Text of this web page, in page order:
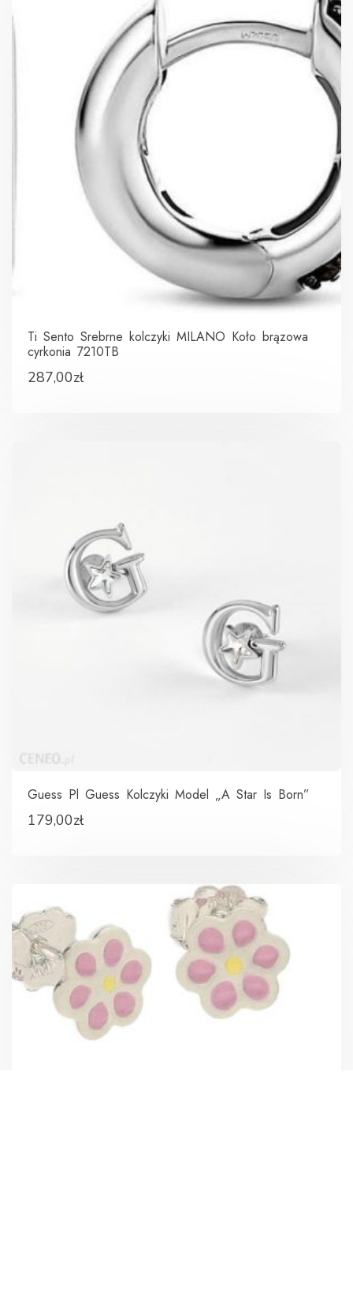
Ti Sento Srebrne kolczyki MILANO Koło brązowa
cyrkonia 7210TB
287,00zł
Guess Pl Guess Kolczyki Model „A Star Is Born”
179,00zł